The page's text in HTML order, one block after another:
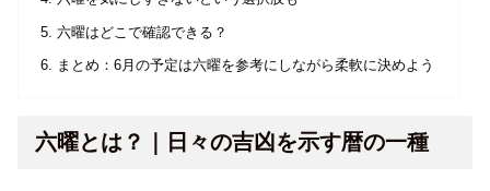
六曜はどこで確認できる？
まとめ：6月の予定は六曜を参考にしながら柔軟に決めよう
六曜とは？｜日々の吉凶を示す暦の一種